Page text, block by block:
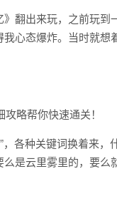
翻出来玩，之前玩
心态爆炸。当时就
各种关键词换着来，
是云里雾里的，要么